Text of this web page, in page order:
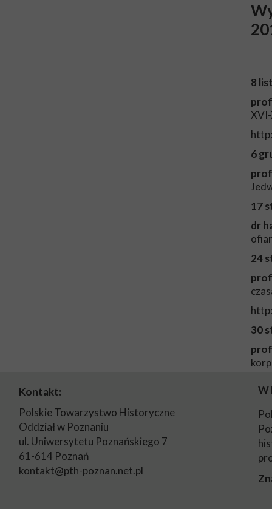
8
6
17
dr
24
30
Kontakt:
Polskie Towarzystwo Historyczne
Oddział w Poznaniu
ul. Uniwersytetu Poznańskiego 7
61-614 Poznań
kontakt@pth-poznan.net.pl
W